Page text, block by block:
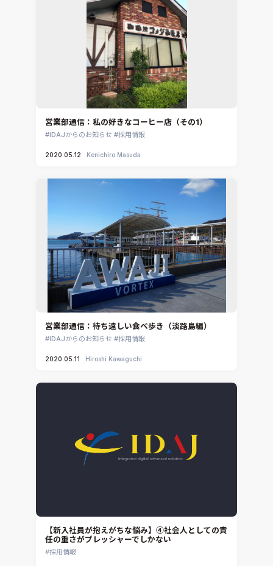
営業部通信：私の好きなコーヒー店（その1）
IDAJからのお知らせ 採用情報
2020.05.12 Kenichiro Masuda
営業部通信：待ち遠しい食べ歩き（淡路島編）
IDAJからのお知らせ 採用情報
2020.05.11 Hiroshi Kawaguchi
【新入社員が抱えがちな悩み】④社会人としての責
任の重さがプレッシャーでしかない
採用情報